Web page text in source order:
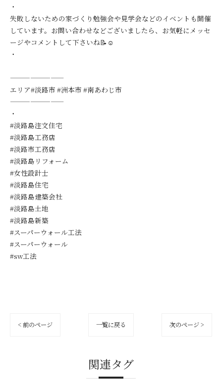
・
失敗しないための家づくり勉強会や見学会などのイベントも開催
しています。お問い合わせなどございましたら、お気軽にメッセ
ージやコメントして下さいね📝☺️
・
————————
エリア#淡路市 #洲本市 #南あわじ市
————————
・
#淡路島注文住宅
#淡路島工務店
#淡路市工務店
#淡路島リフォーム
#女性設計士
#淡路島住宅
#淡路島建築会社
#淡路島土地
#淡路島新築
#スーパーウォール工法
#スーパーウォール
#sw工法
< 前のページ 一覧に戻る 次のページ >
関連タグ